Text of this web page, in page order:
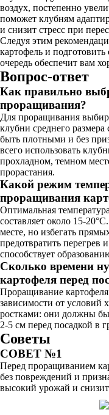
воздух, постепенно
поможет клубням
и снизит стресс при
Следуя этим
картофель и
очередь обеспечит вам
Вопрос-ответ
Как правильно
проращивания?
Для проращивания
клубни среднего
быть плотными и без
всего использовать
прохладном, темном
прорастания.
Какой режим
проращивания
Оптимальная
составляет около 15-
месте, но избегать
предотвратить
способствует
Сколько времени
картофеля перед
Проращивание
зависимости от условий
ростками: они должны
2-5 см перед посадкой в
Советы
СОВЕТ №1
Перед проращиванием
без повреждений и
высокий урожай и